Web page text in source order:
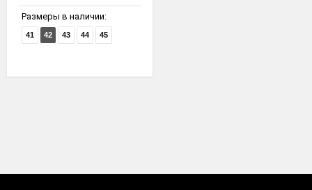
Размеры в наличии:
41 42 43 44 45